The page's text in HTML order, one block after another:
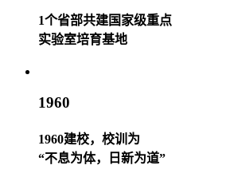
1个省部共建国家级重点
实验室培育基地
1960
1960建校，校训为
“不息为体，日新为道”